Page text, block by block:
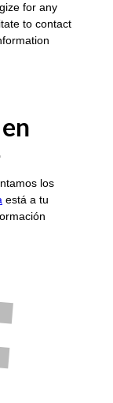
for any
to contact
los
está a tu